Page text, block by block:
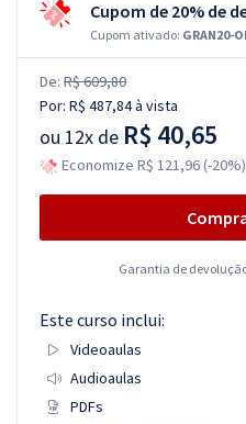
Cupom de 20% de
Cupom ativado: GRAN20-
De: R$ 609,80
Por: R$ 487,84à vista
ou 12x de R$ 40,65
Economize R$ 121,96 (-20%)
Garantia de
Este curso inclui:
Videoaulas
Audioaulas
PDFs